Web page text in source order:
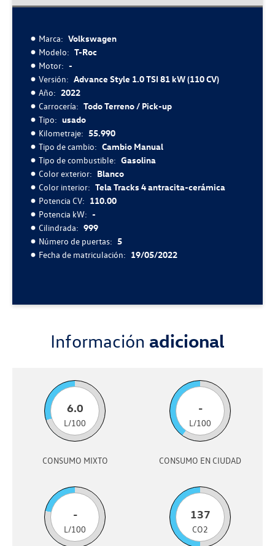
Marca: Volkswagen
Modelo: T-Roc
Motor: -
Versión: Advance Style 1.0 TSI 81 kW (110 CV)
Año: 2022
Carrocería: Todo Terreno / Pick-up
Tipo: usado
Kilometraje: 55.990
Tipo de cambio: Cambio Manual
Tipo de combustible: Gasolina
Color exterior: Blanco
Color interior: Tela Tracks 4 antracita-cerámica
Potencia CV: 110.00
Potencia kW: -
Cilindrada: 999
Número de puertas: 5
Fecha de matriculación: 19/05/2022
Información adicional
6.0
L/100
CONSUMO MIXTO
-
L/100
CONSUMO EN CIUDAD
-
L/100
137
CO2